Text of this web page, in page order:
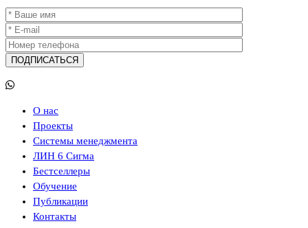
О нас
Проекты
Системы менеджмента
ЛИН 6 Сигма
Бестселлеры
Обучение
Публикации
Контакты